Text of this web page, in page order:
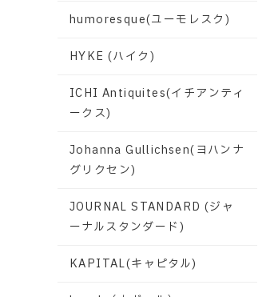
humoresque(ユーモレスク)
HYKE (ハイク)
ICHI Antiquites(イチアンティ
ークス)
Johanna Gullichsen(ヨハンナ
グリクセン)
JOURNAL STANDARD (ジャ
ーナルスタンダード)
KAPITAL(キャピタル)